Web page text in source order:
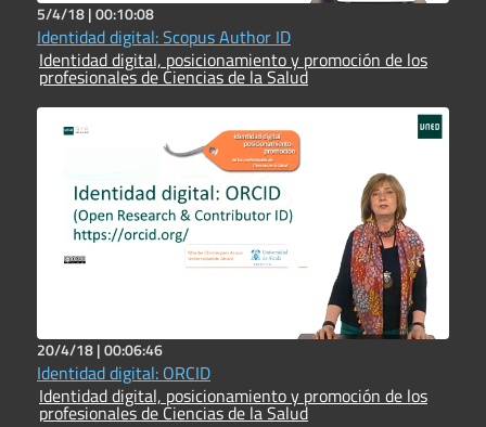
5/4/18 |00:10:08
Identidad digital: Scopus Author ID
Identidad digital, posicionamiento y promoción de los
profesionales de Ciencias de la Salud
20/4/18 |00:06:46
Identidad digital: ORCID
Identidad digital, posicionamiento y promoción de los
profesionales de Ciencias de la Salud